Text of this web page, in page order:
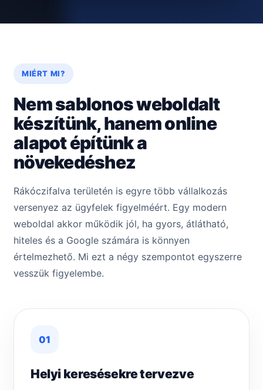
MIÉRT MI?
Nem sablonos weboldalt
készítünk, hanem online
alapot építünk a
növekedéshez
Rákóczifalva területén is egyre több vállalkozás
versenyez az ügyfelek figyelméért. Egy modern
weboldal akkor működik jól, ha gyors, átlátható,
hiteles és a Google számára is könnyen
értelmezhető. Mi ezt a négy szempontot egyszerre
vesszük figyelembe.
01
Helyi keresésekre tervezve